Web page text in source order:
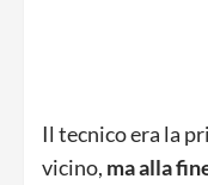
Il tecnico era la
vicino, ma alla